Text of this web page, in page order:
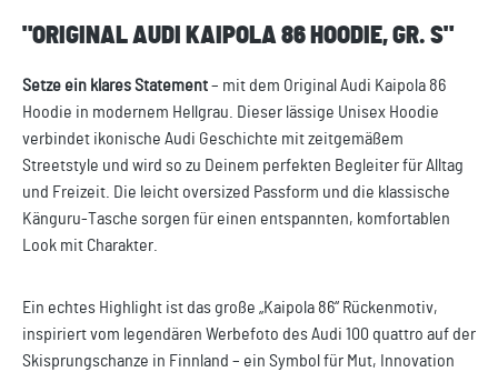
"ORIGINAL AUDI KAIPOLA 86 HOODIE, GR. S"
Setze ein klares Statement– mit dem Original Audi Kaipola 86
Hoodie in modernem Hellgrau. Dieser lässige Unisex Hoodie
verbindet ikonische Audi Geschichte mit zeitgemäßem
Streetstyle und wird so zu Deinem perfekten Begleiter für Alltag
und Freizeit. Die leicht oversized Passform und die klassische
Känguru-Tasche sorgen für einen entspannten, komfortablen
Look mit Charakter.
Ein echtes Highlight ist das große „Kaipola 86“ Rückenmotiv,
inspiriert vom legendären Werbefoto des Audi 100 quattro auf der
Skisprungschanze in Finnland – ein Symbol für Mut, Innovation